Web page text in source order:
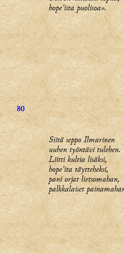
80
hope'ista puolisoa».
Siitä seppo Ilmarinen
uuhen työntävi tulehen.
Liitti kultia lisäksi,
hope'ita täytteheksi,
pani orjat lietsomahan,
palkkalaiset